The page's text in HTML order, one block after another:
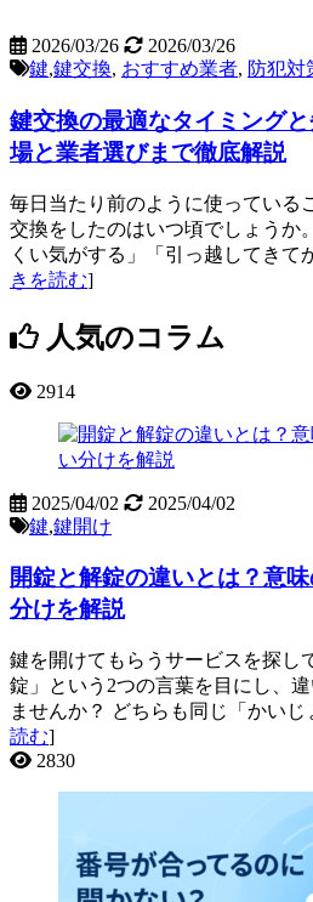
2026/03/26
2026/03/26
鍵,鍵交換, おすすめ業者, 防犯対
鍵交換の最適なタイミング
場と業者選びまで徹底解説
毎日当たり前のように使っている
交換をしたのはいつ頃でしょうか
くい気がする」「引っ越してき
きを読む]
人気のコラム
2914
2025/04/02
2025/04/02
鍵,鍵開け
開錠と解錠の違いとは？意
分けを解説
鍵を開けてもらうサービスを探し
錠」という2つの言葉を目にし、
ませんか？ どちらも同じ「かい
読む]
2830